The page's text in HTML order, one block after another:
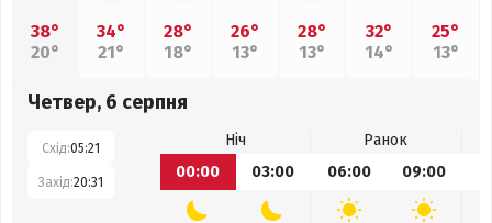
38°
20°
34°
21°
28°
18°
26°
13°
28°
13°
32°
14°
25°
13°
Четвер, 6 серпня
Схід:05:21
Захід:20:31
Ніч
Ранок
00:00
03:00 06:00 09:00